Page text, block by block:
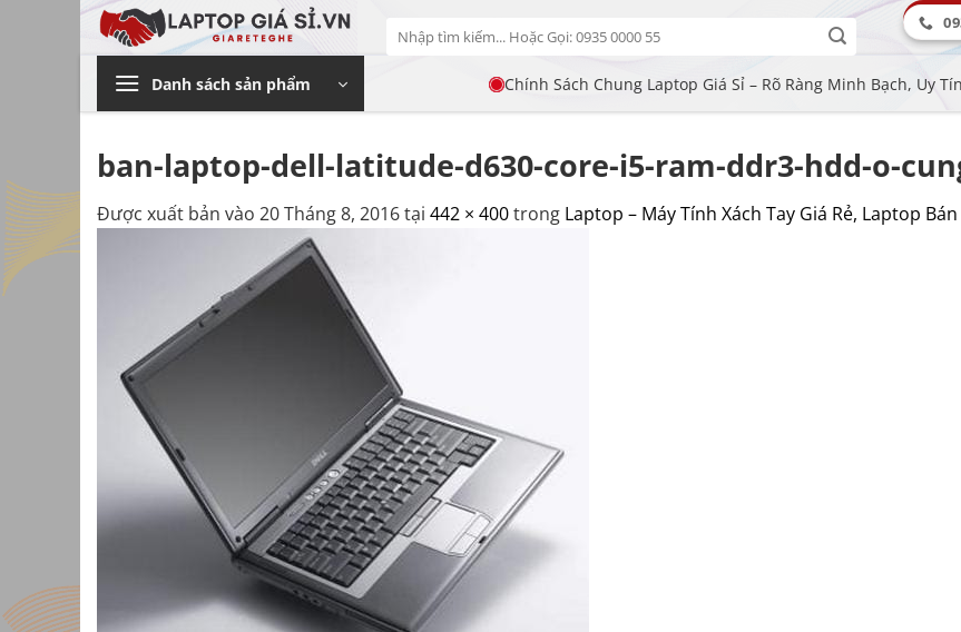
Bỏ
qua
dung
Tìm
kiếm:
Danh sách sản phẩm Chính Sách Chung Laptop Giá Sỉ – Rõ Ràng Minh Bạch, Uy
ban-laptop-dell-latitude-d630-core-i5-ram-ddr3-hdd-o-
Được xuất bản vào 20 Tháng 8, 2016tại 442 × 400trong Laptop – Máy Tính Xách Tay Giá Rẻ, Laptop